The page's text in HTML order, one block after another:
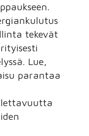
tekevät
Lue,
parantaa